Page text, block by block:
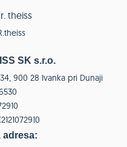
SK s.r.o.
900 28 Ivanka pri Dunaji
adresa: